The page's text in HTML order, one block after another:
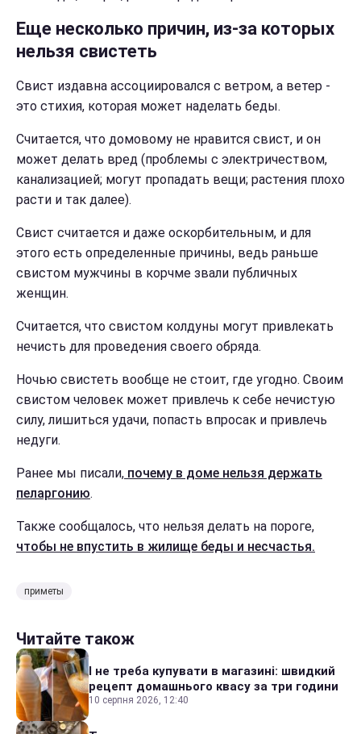
Еще несколько причин, из-за которых
нельзя свистеть
Свист издавна ассоциировался с ветром, а ветер -
это стихия, которая может наделать беды.
Считается, что домовому не нравится свист, и он
может делать вред (проблемы с электричеством,
канализацией; могут пропадать вещи; растения плохо
расти и так далее).
Свист считается и даже оскорбительным, и для
этого есть определенные причины, ведь раньше
свистом мужчины в корчме звали публичных
женщин.
Считается, что свистом колдуны могут привлекать
нечисть для проведения своего обряда.
Ночью свистеть вообще не стоит, где угодно. Своим
свистом человек может привлечь к себе нечистую
силу, лишиться удачи, попасть впросак и привлечь
недуги.
Ранее мы писали, почему в доме нельзя держать
пеларгонию.
Также сообщалось, что нельзя делать на пороге,
чтобы не впустить в жилище беды и несчастья.
приметы
Читайте також
І не треба купувати в магазині: швидкий
рецепт домашнього квасу за три години
10 серпня 2026, 12:40